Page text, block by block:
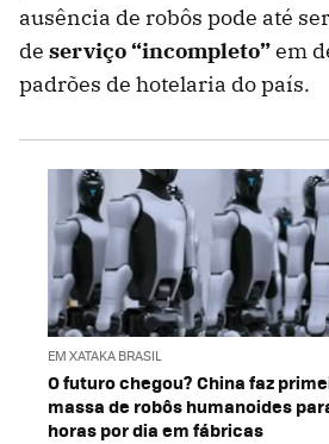
ausência de robôs pode até
de serviço “incompleto”em
padrões de hotelaria do país.
EM XATAKA BRASIL
O futuro chegou? China faz
massa de robôs humanoides
horas por dia em fábricas